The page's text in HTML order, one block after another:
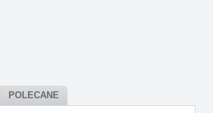
POLECANE